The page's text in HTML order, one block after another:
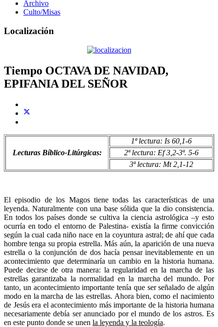
Archivo
Culto/Misas
Localización
Tiempo OCTAVA DE NAVIDAD,
EPIFANIA DEL SEÑOR
Lecturas Bíblico-Litúrgicas:
1ª lectura: Is 60,1-6
2ª lectura: Ef 3,2-3ª. 5-6
3ª lectura: Mt 2,1-12
El episodio de los Magos tiene todas las características de una
leyenda. Naturalmente con una base sólida que la dio consistencia.
En todos los países donde se cultiva la ciencia astrológica –y esto
ocurría en todo el entorno de Palestina- existía la firme convicción
según la cual cada niño nace en la coyuntura astral; de ahí que cada
hombre tenga su propia estrella. Más aún, la aparición de una nueva
estrella o la conjunción de dos hacía pensar inevitablemente en un
acontecimiento que determinaría un cambio en la historia humana.
Puede decirse de otra manera: la regularidad en la marcha de las
estrellas garantizaba la normalidad en la marcha del mundo. Por
tanto, un acontecimiento importante tenía que ser señalado de algún
modo en la marcha de las estrellas. Ahora bien, como el nacimiento
de Jesús era el acontecimiento más importante de la historia humana
necesariamente debía ser anunciado por el mundo de los astros. Es
en este punto donde se unen la leyenda y la teología.